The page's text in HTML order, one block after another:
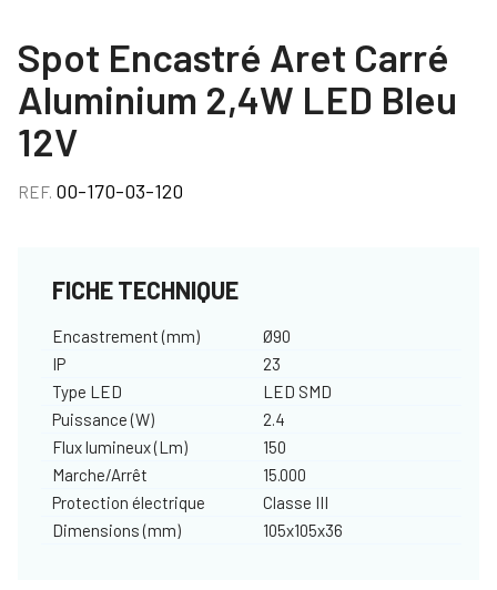
Spot Encastré Aret Carré
Aluminium 2,4W LED Bleu
12V
REF. 00-170-03-120
FICHE TECHNIQUE
Encastrement (mm)
Ø90
IP
23
Type LED
LED SMD
Puissance (W)
2.4
Flux lumineux (Lm)
150
Marche/Arrêt
15.000
Protection électrique
Classe III
Dimensions (mm)
105x105x36